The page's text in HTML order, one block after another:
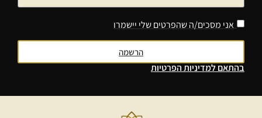
אני מסכים/ה שהפרטים שלי יישמרו
הרשמה
בהתאםלמדיניות הפרטיות